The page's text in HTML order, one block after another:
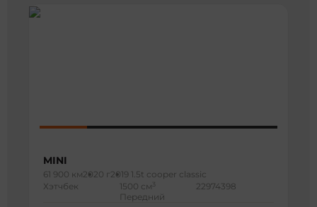
MINI
61 900 км2020 г 2019 1.5t cooper classic
Хэтчбек
1500 см 3
Передний
22974398